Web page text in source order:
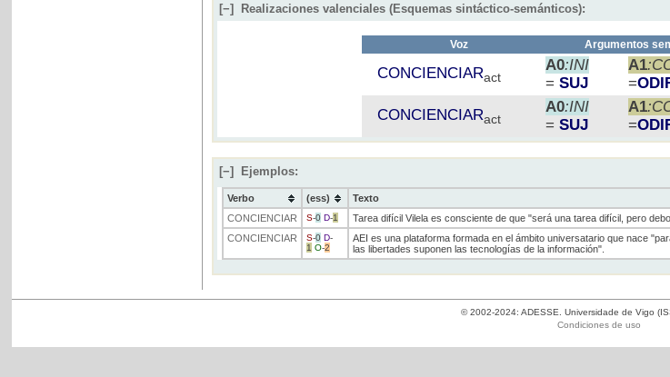
[−] Realizaciones valenciales (Esquemas sintáctico-semánticos):
Voz Argumentos
CONCIENCIARact
A0:INI
= SUJ
A1
=
CONCIENCIARact
A0:INI
= SUJ
A1
=
[−] Ejemplos:
Verbo (ess) Texto
CONCIENCIAR
S-0 D-1 Tarea difícil Vilela es consciente de que "será una tarea difícil, pero debo
CONCIENCIAR
S-0 D-
1 O-2
AEI es una plataforma formada en el ámbito universatario que nace
las libertades suponen las tecnologías de la información".
© 2002-2024: ADESSE. Universidade de Vigo
Condiciones de uso